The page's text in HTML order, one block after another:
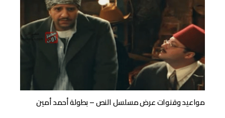
مواعيد وقنوات عرض مسلسل النص – بطولة أحمد أمين